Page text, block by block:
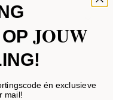
OPJOUW
én exclusieve
mail!